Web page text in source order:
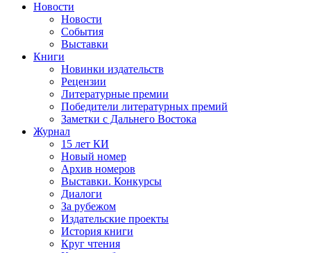
Новости
Новости
События
Выставки
Книги
Новинки издательств
Рецензии
Литературные премии
Победители литературных премий
Заметки с Дальнего Востока
Журнал
15 лет КИ
Новый номер
Архив номеров
Выставки. Конкурсы
Диалоги
За рубежом
Издательские проекты
История книги
Круг чтения